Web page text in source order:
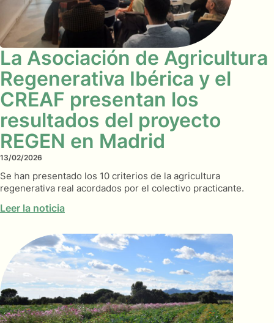
La Asociación de Agricultura
Regenerativa Ibérica y el
CREAF presentan los
resultados del proyecto
REGEN en Madrid
13/02/2026
Se han presentado los 10 criterios de la agricultura
regenerativa real acordados por el colectivo practicante.
Leer la noticia